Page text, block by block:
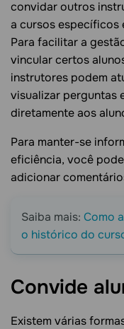
convidar outros
a cursos específicos
Para facilitar a
vincular certos
instrutores podem
visualizar perguntas
diretamente aos
Para manter-se
eficiência, você
adicionar
Saiba mais: Como
o histórico do
Convide
Existem várias